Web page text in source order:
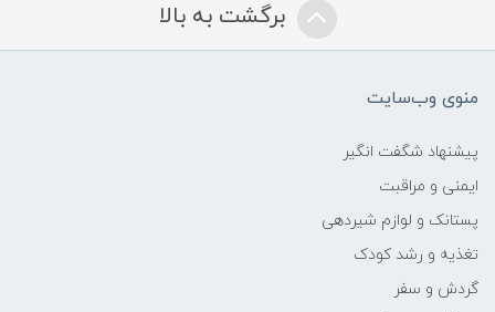
✋ کنترل‌پذیری:
قابل پاک‌کردن با دستمال مرطوب
رنگ‌بندی شاد و کودک‌پسند
برگشت به بالا
منوی وب‌سایت
پیشنهاد شگفت انگیر
ایمنی و مراقبت
پستانک و لوازم شیردهی
تغذیه و رشد کودک
گردش و سفر